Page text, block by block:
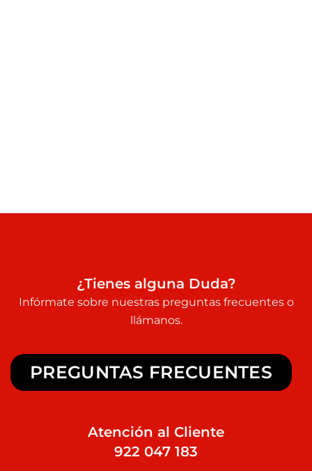
¿Tienes alguna Duda?
Infórmate sobre nuestras preguntas frecuentes o
llámanos.
PREGUNTAS FRECUENTES
Atención al Cliente
922 047 183